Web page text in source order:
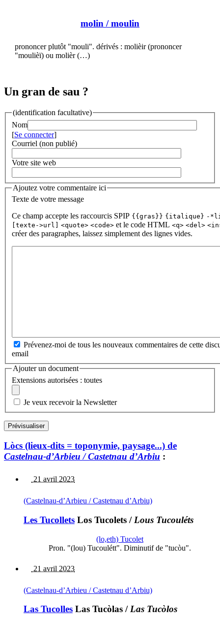
molin / moulin
prononcer plutôt "mouli". dérivés : molièir (prononcer
"moulièï) ou molièr (…)
Un gran de sau ?
(identification facultative)
Nom
[Se connecter]
Courriel (non publié)
Votre site web
Ajoutez votre commentaire ici
Texte de votre message
Ce champ accepte les raccourcis SPIP {{gras}} {italique} -
[texte->url]
<quote> <code> et le code HTML <q> <del>
créer des paragraphes, laissez simplement des lignes vides.
Prévenez-moi de tous les nouveaux commentaires de cette
email
Ajouter un document
Extensions autorisées : toutes
Je veux recevoir la Newsletter
Lòcs (lieux-dits = toponymie, paysage...) de
Castelnau-d’Arbieu / Castetnau d’Arbiu :
21 avril 2023
(Castelnau-d’Arbieu / Castetnau d’Arbiu)
Les Tucollets Los Tucolets / Lous Tucouléts
(lo,eth) Tucolet
Pron. "(lou) Tucoulétt". Diminutif de "tucòu".
21 avril 2023
(Castelnau-d’Arbieu / Castetnau d’Arbiu)
Las Tucolles Las Tucòlas /Las Tucòlos